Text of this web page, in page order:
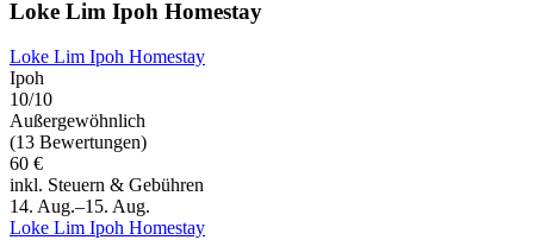
Loke Lim Ipoh Homestay
Loke Lim Ipoh Homestay
Ipoh
10/10
Außergewöhnlich
(13 Bewertungen)
60 €
inkl. Steuern & Gebühren
14. Aug.–15. Aug.
Loke Lim Ipoh Homestay